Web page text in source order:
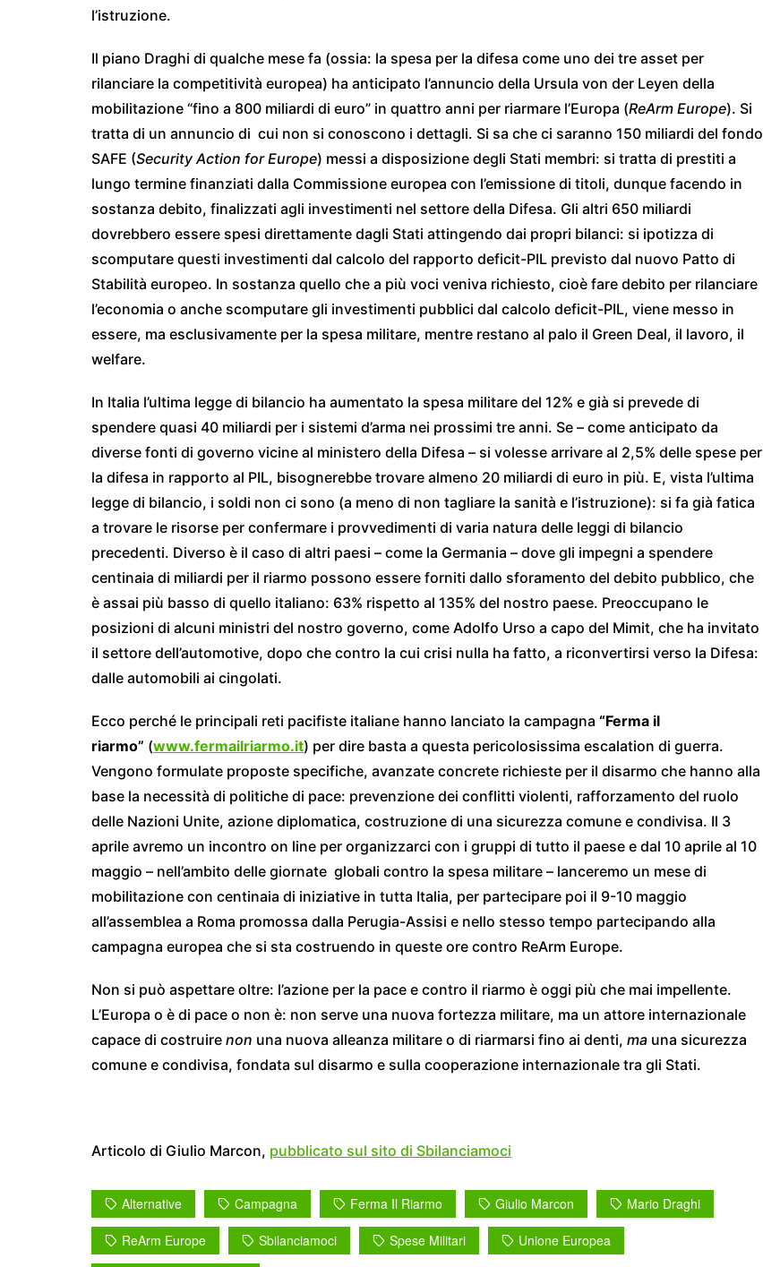
l’istruzione.
Il piano Draghi di qualche mese fa (ossia: la spesa per la difesa come uno dei tre asset per
rilanciare la competitività europea) ha anticipato l’annuncio della Ursula von der Leyen della
mobilitazione “fino a 800 miliardi di euro” in quattro anni per riarmare l’Europa (ReArm Europe). Si
tratta di un annuncio di cui non si conoscono i dettagli. Si sa che ci saranno 150 miliardi del fondo
SAFE (Security Action for Europe) messi a disposizione degli Stati membri: si tratta di prestiti a
lungo termine finanziati dalla Commissione europea con l’emissione di titoli, dunque facendo in
sostanza debito, finalizzati agli investimenti nel settore della Difesa. Gli altri 650 miliardi
dovrebbero essere spesi direttamente dagli Stati attingendo dai propri bilanci: si ipotizza di
scomputare questi investimenti dal calcolo del rapporto deficit-PIL previsto dal nuovo Patto di
Stabilità europeo. In sostanza quello che a più voci veniva richiesto, cioè fare debito per rilanciare
l’economia o anche scomputare gli investimenti pubblici dal calcolo deficit-PIL, viene messo in
essere, ma esclusivamente per la spesa militare, mentre restano al palo il Green Deal, il lavoro, il
welfare.
In Italia l’ultima legge di bilancio ha aumentato la spesa militare del 12% e già si prevede di
spendere quasi 40 miliardi per i sistemi d’arma nei prossimi tre anni. Se – come anticipato da
diverse fonti di governo vicine al ministero della Difesa – si volesse arrivare al 2,5% delle spese per
la difesa in rapporto al PIL, bisognerebbe trovare almeno 20 miliardi di euro in più. E, vista l’ultima
legge di bilancio, i soldi non ci sono (a meno di non tagliare la sanità e l’istruzione): si fa già fatica
a trovare le risorse per confermare i provvedimenti di varia natura delle leggi di bilancio
precedenti. Diverso è il caso di altri paesi – come la Germania – dove gli impegni a spendere
centinaia di miliardi per il riarmo possono essere forniti dallo sforamento del debito pubblico, che
è assai più basso di quello italiano: 63% rispetto al 135% del nostro paese. Preoccupano le
posizioni di alcuni ministri del nostro governo, come Adolfo Urso a capo del Mimit, che ha invitato
il settore dell’automotive, dopo che contro la cui crisi nulla ha fatto, a riconvertirsi verso la Difesa:
dalle automobili ai cingolati.
Ecco perché le principali reti pacifiste italiane hanno lanciato la campagna “Ferma il
riarmo” (www.fermailriarmo.it) per dire basta a questa pericolosissima escalation di guerra.
Vengono formulate proposte specifiche, avanzate concrete richieste per il disarmo che hanno alla
base la necessità di politiche di pace: prevenzione dei conflitti violenti, rafforzamento del ruolo
delle Nazioni Unite, azione diplomatica, costruzione di una sicurezza comune e condivisa. Il 3
aprile avremo un incontro on line per organizzarci con i gruppi di tutto il paese e dal 10 aprile al 10
maggio – nell’ambito delle giornate globali contro la spesa militare – lanceremo un mese di
mobilitazione con centinaia di iniziative in tutta Italia, per partecipare poi il 9-10 maggio
all’assemblea a Roma promossa dalla Perugia-Assisi e nello stesso tempo partecipando alla
campagna europea che si sta costruendo in queste ore contro ReArm Europe.
Non si può aspettare oltre: l’azione per la pace e contro il riarmo è oggi più che mai impellente.
L’Europa o è di pace o non è: non serve una nuova fortezza militare, ma un attore internazionale
capace di costruire non una nuova alleanza militare o di riarmarsi fino ai denti, ma una sicurezza
comune e condivisa, fondata sul disarmo e sulla cooperazione internazionale tra gli Stati.
Articolo di Giulio Marcon, pubblicato sul sito di Sbilanciamoci
Alternative Campagna Ferma Il Riarmo Giulio Marcon Mario Draghi
ReArm Europe Sbilanciamoci Spese Militari Unione Europea